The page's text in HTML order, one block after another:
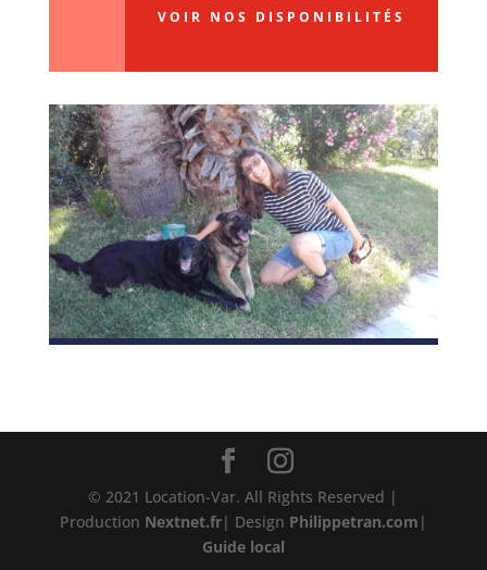
VOIR NOS DISPONIBILITÉS
© 2021 Location-Var. All Rights Reserved |
Production Nextnet.fr| Design Philippetran.com |
Guide local